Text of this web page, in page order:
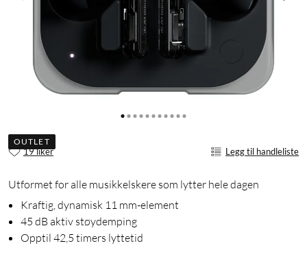
OUTLET
19 liker Legg til handleliste
Utformet for alle musikkelskere som lytter hele dagen
Kraftig, dynamisk 11 mm-element
45 dB aktiv støydemping
Opptil 42,5 timers lyttetid